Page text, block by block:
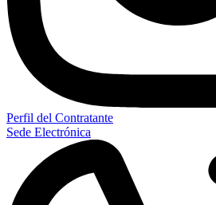
Perfil del Contratante
Sede Electrónica